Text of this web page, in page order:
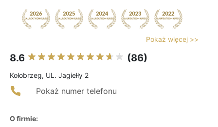
Pokaż więcej >>
8.6 (86)
Kołobrzeg, UL. Jagiełły 2
Pokaż numer telefonu
O firmie: